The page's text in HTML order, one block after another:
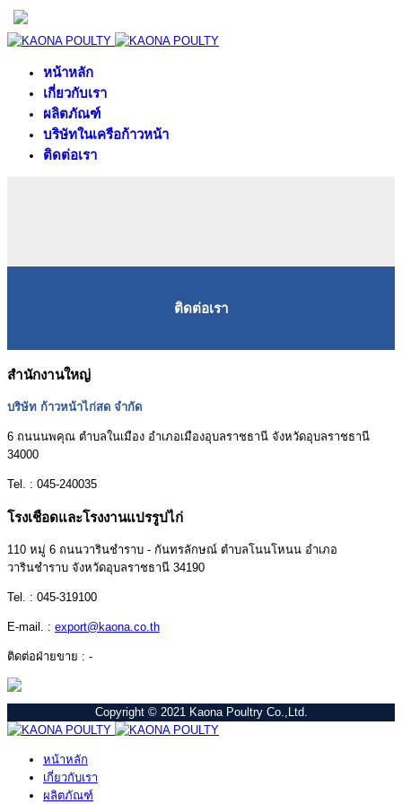
หน้าหลัก
เกี่ยวกับเรา
ผลิตภัณฑ์
บริษัทในเครือก้าวหน้า
ติดต่อเรา
ติดต่อเรา
สำนักงานใหญ่
บริษัท ก้าวหน้าไก่สด จำกัด
6 ถนนนพคุณ ตำบลในเมือง อำเภอเมืองอุบลราชธานี จังหวัดอุบลราชธานี
34000
Tel. : 045-240035
โรงเชือดและโรงงานแปรรูปไก่
110 หมู่ 6 ถนนวารินชำราบ - กันทรลักษณ์ ตำบลโนนโหนน อำเภอ
วารินชำราบ จังหวัดอุบลราชธานี 34190
Tel. : 045-319100
E-mail. : export@kaona.co.th
ติดต่อฝ่ายขาย : -
Copyright © 2021 Kaona Poultry Co.,Ltd.
หน้าหลัก
เกี่ยวกับเรา
ผลิตภัณฑ์